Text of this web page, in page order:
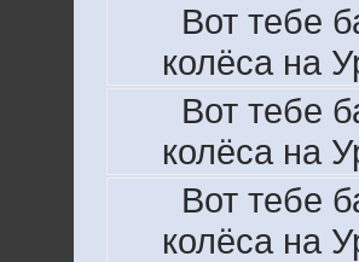
Вот тебе
колёса на
Вот тебе
колёса на
Вот тебе
колёса на